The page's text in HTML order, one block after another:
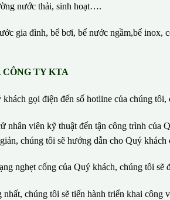
nước thải, sinh hoạt….
gia đình, bể bơi, bể nước ngầm,bể inox,
TY KTA
khách gọi điện đến số hotline của chúng
nhân viên kỹ thuật đến tận công trình của
chúng tôi sẽ hướng dẫn cho Quý
nghẹt cống của Quý khách, chúng tôi
nhất, chúng tôi sẽ tiến hành triển khai công